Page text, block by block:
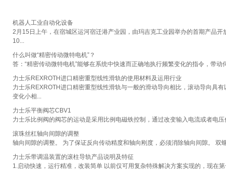
机器人工业自动化设备
2月15日上午，在宿城区运河宿迁港产业园，由玛吉克工业园举办的首期产品
10...
什么叫做“精密传动微特电机”？
答：“精密传动微特电机”能够在系统中快速而正确地执行频繁变化的指令，带
力士乐REXROTH进口精密重型线性滑轨的使用材料及运用行业
力士乐REXROTH进口精密重型线性滑轨与一般的滑动导向相比，滚动导向具
变化小相...
力士乐平衡阀芯CBV1
力士乐比例阀的阀芯的运动是采用比例电磁铁控制，通过改变输入电流或者电
滚珠丝杠轴向间隙的调整
轴向间隙的调整。 为了保证反向传动精度和轴向刚度，必须消除轴向间隙。
力士乐带调温装置的滚柱导轨产品说明及特征
1.启动快速，运行精准，改装简单 以前仅可用复杂特殊解决方案实现的，现在